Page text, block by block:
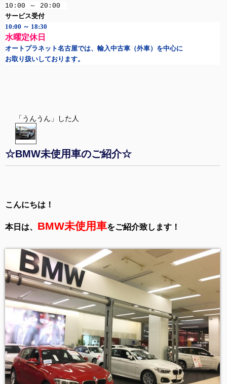
10:00 ～ 20:00
サービス受付
10:00 ～ 18:30
水曜定休日
オートプラネット名古屋では、輸入中古車（外車）を中心に
お取り扱いしております。
「うんうん」した人
☆BMW未使用車のご紹介☆
こんにちは！
本日は、 BMW未使用車をご紹介致します！